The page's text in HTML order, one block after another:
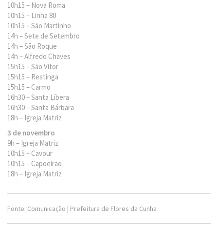
10h15 – Nova Roma
10h15 – Linha 80
10h15 – São Martinho
14h – Sete de Setembro
14h – São Roque
14h – Alfredo Chaves
15h15 – São Vitor
15h15 – Restinga
15h15 – Carmo
16h30 – Santa Líbera
16h30 – Santa Bárbara
18h – Igreja Matriz
3 de novembro
9h – Igreja Matriz
10h15 – Cavour
10h15 – Capoeirão
18h – Igreja Matriz
Fonte: Comunicação | Prefeitura de Flores da Cunha